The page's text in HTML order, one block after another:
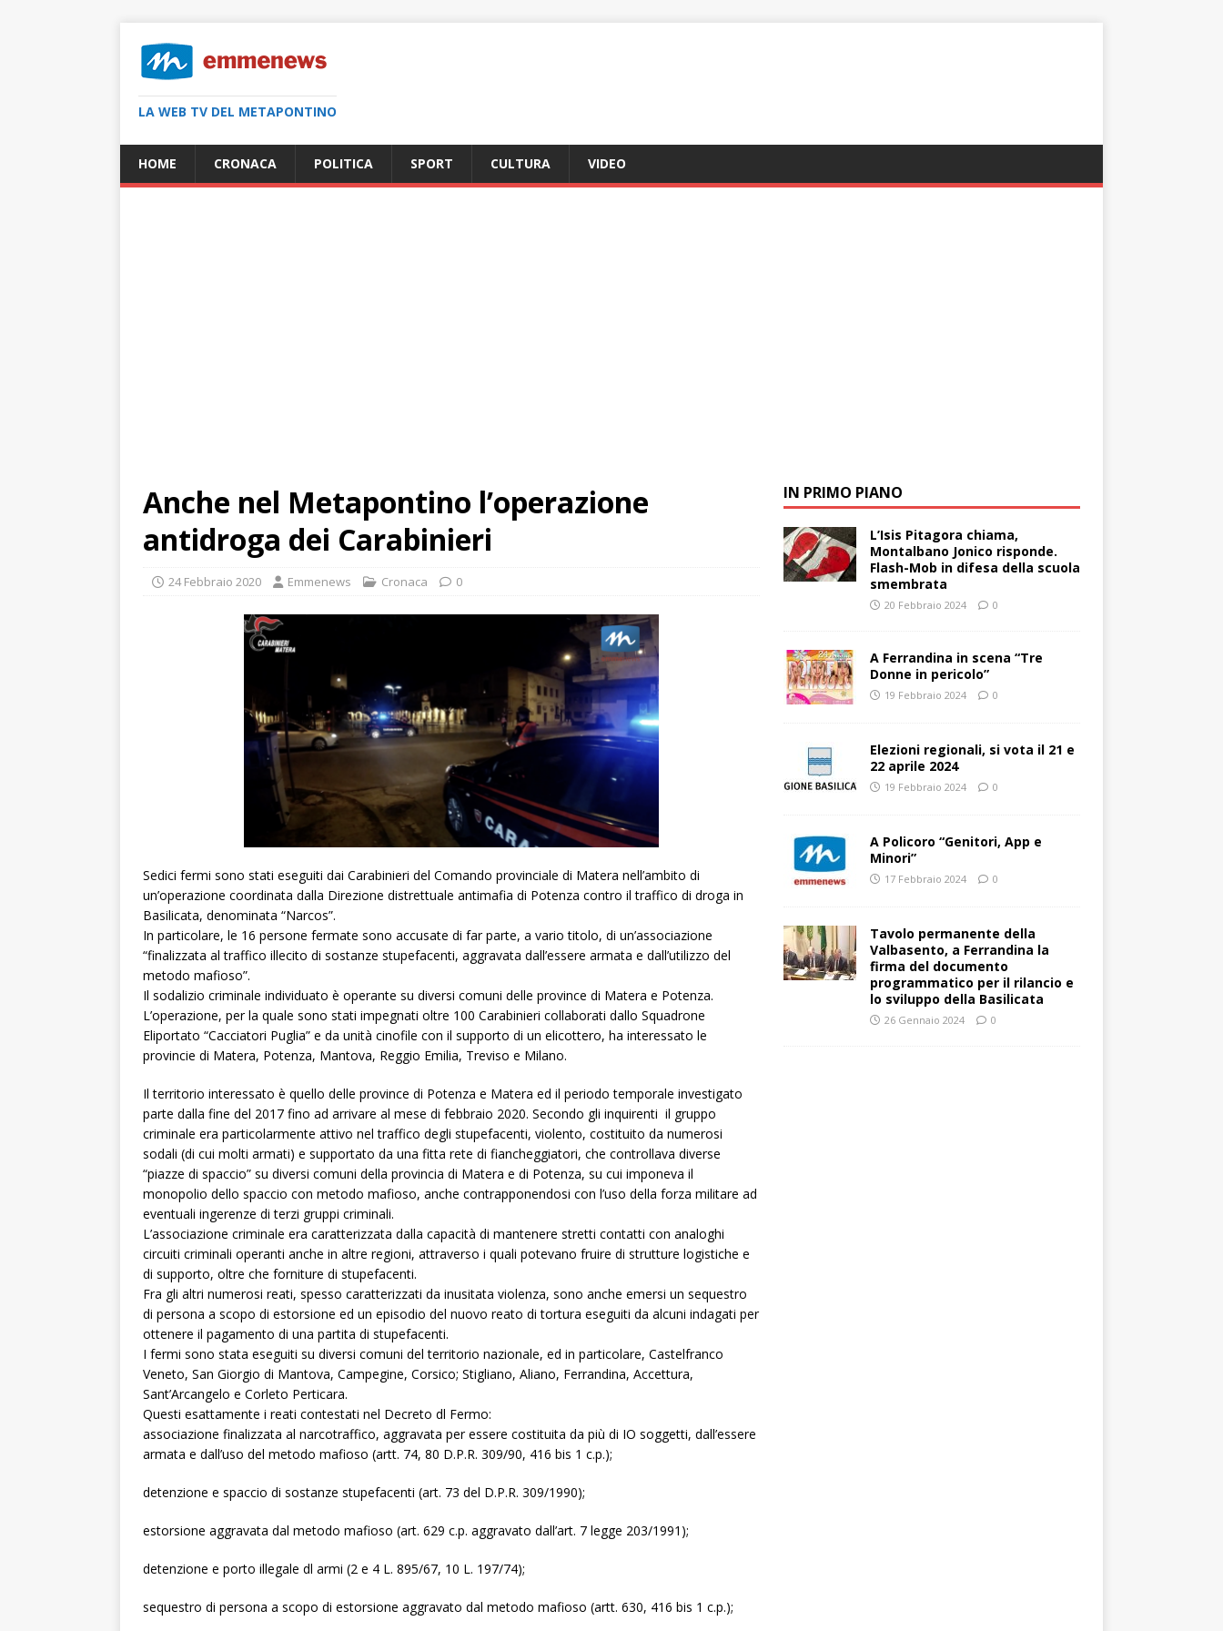
LA WEB TV DEL METAPONTINO
HOME CRONACA POLITICA SPORT CULTURA VIDEO
Anche nel Metapontino l’operazione
antidroga dei Carabinieri
24 Febbraio 2020 Emmenews Cronaca 0
Sedici fermi sono stati eseguiti dai Carabinieri del Comando provinciale di Matera nell’ambito di
un’operazione coordinata dalla Direzione distrettuale antimafia di Potenza contro il traffico di droga in
Basilicata, denominata “Narcos”.
In particolare, le 16 persone fermate sono accusate di far parte, a vario titolo, di un’associazione
“finalizzata al traffico illecito di sostanze stupefacenti, aggravata dall’essere armata e dall’utilizzo del
metodo mafioso”.
Il sodalizio criminale individuato è operante su diversi comuni delle province di Matera e Potenza.
L’operazione, per la quale sono stati impegnati oltre 100 Carabinieri collaborati dallo Squadrone
Eliportato “Cacciatori Puglia” e da unità cinofile con il supporto di un elicottero, ha interessato le
provincie di Matera, Potenza, Mantova, Reggio Emilia, Treviso e Milano.
Il territorio interessato è quello delle province di Potenza e Matera ed il periodo temporale investigato
parte dalla fine del 2017 fino ad arrivare al mese di febbraio 2020. Secondo gli inquirenti il gruppo
criminale era particolarmente attivo nel traffico degli stupefacenti, violento, costituito da numerosi
sodali (di cui molti armati) e supportato da una fitta rete di fiancheggiatori, che controllava diverse
“piazze di spaccio” su diversi comuni della provincia di Matera e di Potenza, su cui imponeva il
monopolio dello spaccio con metodo mafioso, anche contrapponendosi con l’uso della forza militare ad
eventuali ingerenze di terzi gruppi criminali.
L’associazione criminale era caratterizzata dalla capacità di mantenere stretti contatti con analoghi
circuiti criminali operanti anche in altre regioni, attraverso i quali potevano fruire di strutture logistiche e
di supporto, oltre che forniture di stupefacenti.
Fra gli altri numerosi reati, spesso caratterizzati da inusitata violenza, sono anche emersi un sequestro
di persona a scopo di estorsione ed un episodio del nuovo reato di tortura eseguiti da alcuni indagati per
ottenere il pagamento di una partita di stupefacenti.
I fermi sono stata eseguiti su diversi comuni del territorio nazionale, ed in particolare, Castelfranco
Veneto, San Giorgio di Mantova, Campegine, Corsico; Stigliano, Aliano, Ferrandina, Accettura,
Sant’Arcangelo e Corleto Perticara.
Questi esattamente i reati contestati nel Decreto dl Fermo:
associazione finalizzata al narcotraffico, aggravata per essere costituita da più di IO soggetti, dall’essere
armata e dall’uso del metodo mafioso (artt. 74, 80 D.P.R. 309/90, 416 bis 1 c.p.);
detenzione e spaccio di sostanze stupefacenti (art. 73 del D.P.R. 309/1990);
estorsione aggravata dal metodo mafioso (art. 629 c.p. aggravato dall’art. 7 legge 203/1991);
detenzione e porto illegale dl armi (2 e 4 L. 895/67, 10 L. 197/74);
sequestro di persona a scopo di estorsione aggravato dal metodo mafioso (artt. 630, 416 bis 1 c.p.);
IN PRIMO PIANO
L’Isis Pitagora chiama,
Montalbano Jonico risponde.
Flash-Mob in difesa della scuola
smembrata
20 Febbraio 2024 0
A Ferrandina in scena “Tre
Donne in pericolo”
19 Febbraio 2024 0
Elezioni regionali, si vota il 21 e
22 aprile 2024
19 Febbraio 2024 0
A Policoro “Genitori, App e
Minori”
17 Febbraio 2024 0
Tavolo permanente della
Valbasento, a Ferrandina la
firma del documento
programmatico per il rilancio e
lo sviluppo della Basilicata
26 Gennaio 2024 0